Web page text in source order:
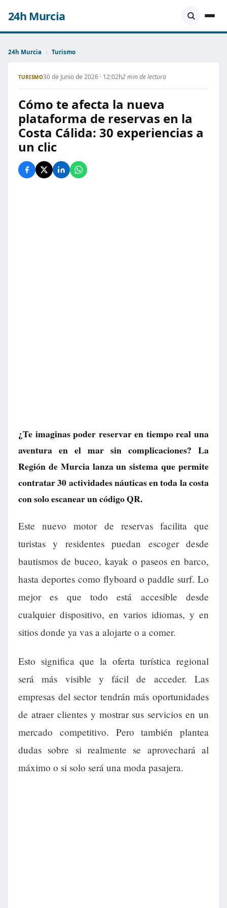
24h Murcia
24h Murcia › Turismo
TURISMO30 de Junio de 2026 · 12:02h2 min de lectura
Cómo te afecta la nueva
plataforma de reservas en la
Costa Cálida: 30 experiencias a
un clic
¿Te imaginas poder reservar en tiempo real una
aventura en el mar sin complicaciones? La
Región de Murcia lanza un sistema que permite
contratar 30 actividades náuticas en toda la costa
con solo escanear un código QR.
Este nuevo motor de reservas facilita que
turistas y residentes puedan escoger desde
bautismos de buceo, kayak o paseos en barco,
hasta deportes como flyboard o paddle surf. Lo
mejor es que todo está accesible desde
cualquier dispositivo, en varios idiomas, y en
sitios donde ya vas a alojarte o a comer.
Esto significa que la oferta turística regional
será más visible y fácil de acceder. Las
empresas del sector tendrán más oportunidades
de atraer clientes y mostrar sus servicios en un
mercado competitivo. Pero también plantea
dudas sobre si realmente se aprovechará al
máximo o si solo será una moda pasajera.